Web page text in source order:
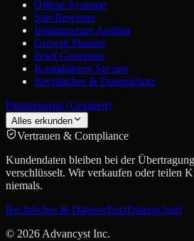
Offene Systeme
Site-Bewerter
Infrastructure Auditor
Growth Planner
Brief Generator
Kontaktieren Sie uns
Rechtliches & Datenschutz
Partnerportal (Gesperrt)
Alles erkunden
Vertrauen & Compliance
Kundendaten bleiben bei der
verschlüsselt. Wir verkaufen oder teilen
niemals.
Rechtliches & DatenschutzDatenschutz
© 2026 Advancyst Inc.